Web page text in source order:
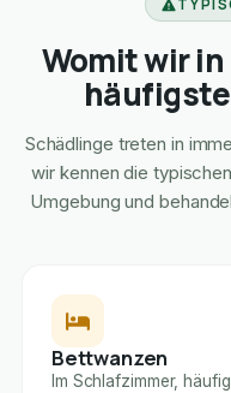
Womit wir
Schädlinge treten in
wir kennen die
Umgebung und
Bettwanzen
Im Schlafzimmer,